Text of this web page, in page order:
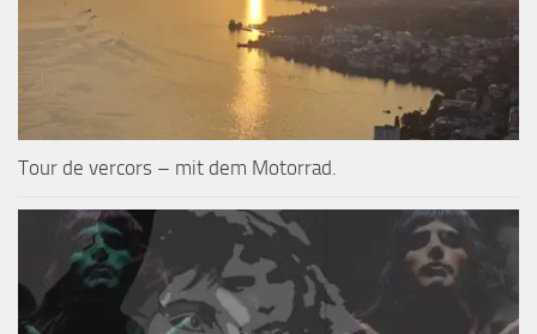
Tour de vercors – mit dem Motorrad.